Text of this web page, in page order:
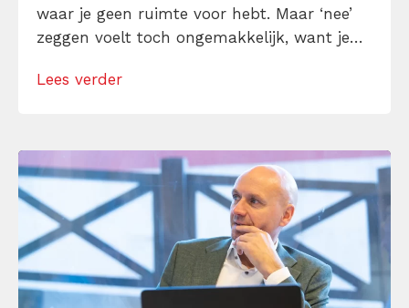
waar je geen ruimte voor hebt. Maar ‘nee’
zeggen voelt toch ongemakkelijk, want je
erna. Toch is ‘nee’ soms precies wat je nodig
Lees verder